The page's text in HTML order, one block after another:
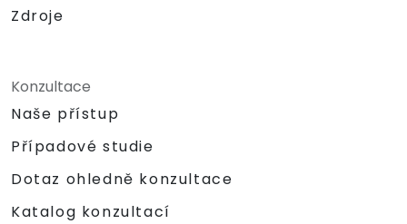
Zdroje
Konzultace
Naše přístup
Případové studie
Dotaz ohledně konzultace
Katalog konzultací